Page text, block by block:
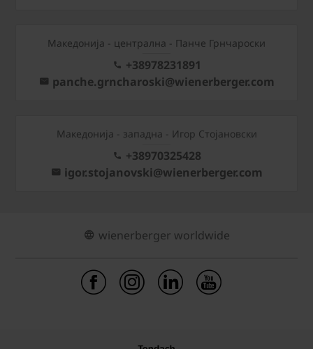
Mакедонија - централна - Панче Грнчароски
+38978231891
panche.grncharoski@wienerberger.com
Mакедонија - западна - Игор Стојановски
+38970325428
igor.stojanovski@wienerberger.com
wienerberger worldwide